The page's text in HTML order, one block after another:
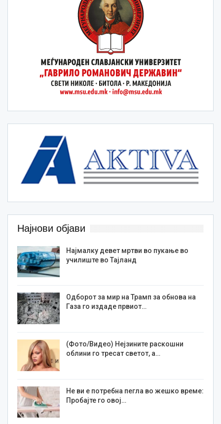
Најнови објави
Најмалку девет мртви во пукање во
училиште во Тајланд
Одборот за мир на Трамп за обнова на
Газа го издаде првиот…
(Фото/Видео) Нејзините раскошни
облини го тресат светот, а…
Не ви е потребна пегла во жешко време:
Пробајте го овој…